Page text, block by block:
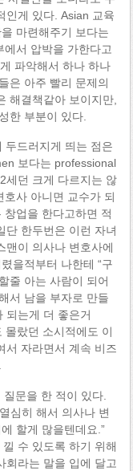
인게 있다. Asian 교육
마련해주기 보다는
서 압박을 가한다고
파악해서 하나 하나
은 아주 빨리 문제의
해결책같아 보이지만,
한 부분이 있다.
두드러지게 띄는 점은
보다는 professional
세던 크게 다르지는 않
사 아니면 교수가 되
업을 한다고하면 적
단 한두번은 이런 자녀
맨이 의사나 변호사에
을적부터 나한테 “구
줄 아는 사람이 되어
서 남을 부자로 만들
되는게 더 좋은거
몰랐던 소시적에도 이
서 자라면서 계속 비즈
문을 한 적이 있다.
심히 해서 의사나 변
할게 많을텐데요.”
수 있도록 하기 위해
회라는 말을 입에 달고